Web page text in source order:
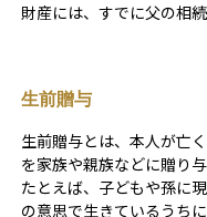
財産には、すでに父の相
部を、今回の相続税から
す。控除額は、前回の相
割合、経過年数に応じて
実現する仕組みとして重
生前贈与
生前贈与とは、本人が亡
を家族や親族などに贈り
たとえば、子どもや孫に
の意思で生きているうち